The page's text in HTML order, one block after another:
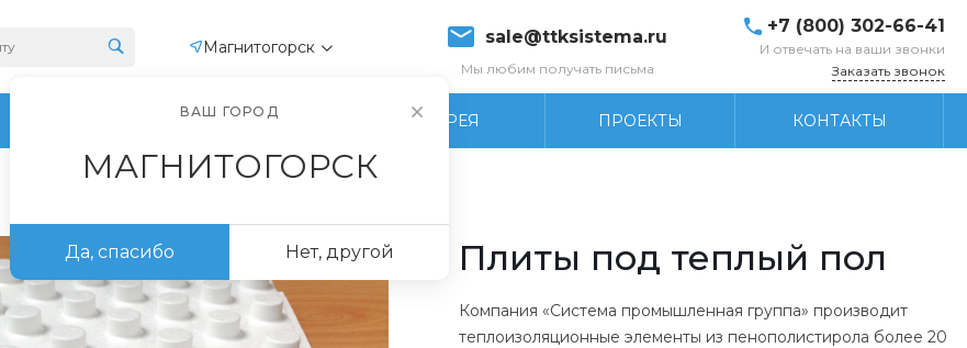
Магнитогорск sale@ttksistema.ru
Мы любим получать письма
+7 (800) 302-66-41
И отвечать на ваши звонки
Заказать звонок
ПРОИЗВОДСТВО ФОТОГАЛЕРЕЯ ПРОЕКТЫ КОНТАКТЫ
Плиты под теплый пол
Компания «Система промышленная группа» производит
теплоизоляционные элементы из пенополистирола более 20
ВАШ ГОРОД
МАГНИТОГОРСК
Да, спасибо Нет, другой